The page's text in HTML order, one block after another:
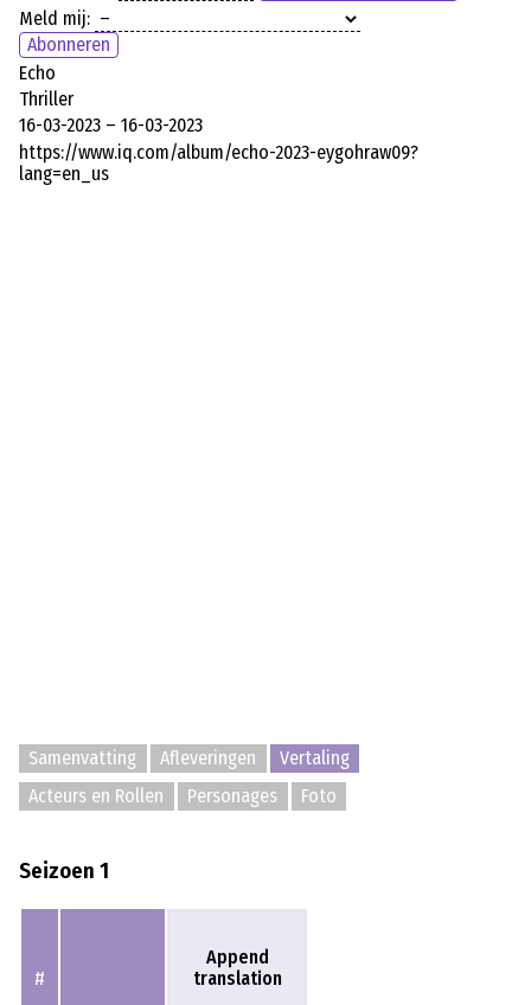
Meld mij:
Abonneren
Echo
Thriller
16-03-2023 – 16-03-2023
https://www.iq.com/album/echo-2023-eygohraw09?
lang=en_us
Samenvatting Afleveringen
Vertaling
Acteurs en Rollen
Personages Foto
Seizoen 1
#
Append
translation